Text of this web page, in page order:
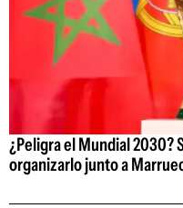
¿Peligra el Mundial 2030?
organizarlo junto a